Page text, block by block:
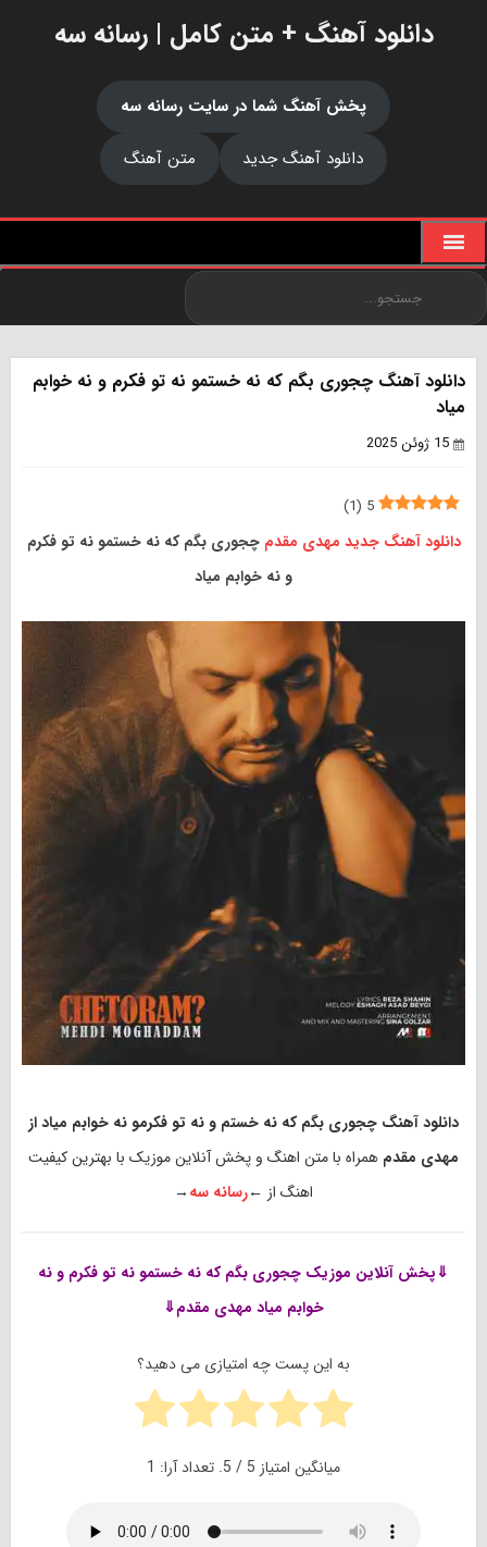
دانلود آهنگ + متن کامل | رسانه سه
پخش آهنگ شما در سایت رسانه سه
دانلود آهنگ جدید
متن آهنگ
دانلود آهنگ چجوری بگم که نه خستمو نه تو فکرم و نه خوابم
میاد
15 ژوئن 2025
5
(
1
)
دانلود آهنگ جدید مهدی مقدم چجوری بگم که نه خستمو نه تو فکرم
و نه خوابم میاد
دانلود آهنگ چجوری بگم که نه خستم و نه تو فکرمو نه خوابم میاد از
مهدی مقدم همراه با متن اهنگ و پخش آنلاین موزیک با بهترین کیفیت
اهنگ از ←رسانه سه→
⇓پخش آنلاین موزیک چجوری بگم که نه خستمو نه تو فکرم و نه
خوابم میاد مهدی مقدم⇓
به این پست چه امتیازی می دهید؟
میانگین امتیاز 5 / 5. تعداد آرا: 1